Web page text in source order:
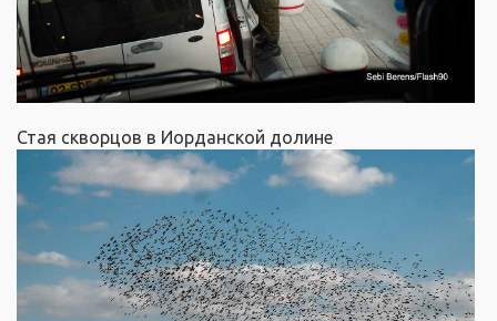
Стая скворцов в Иорданской долине